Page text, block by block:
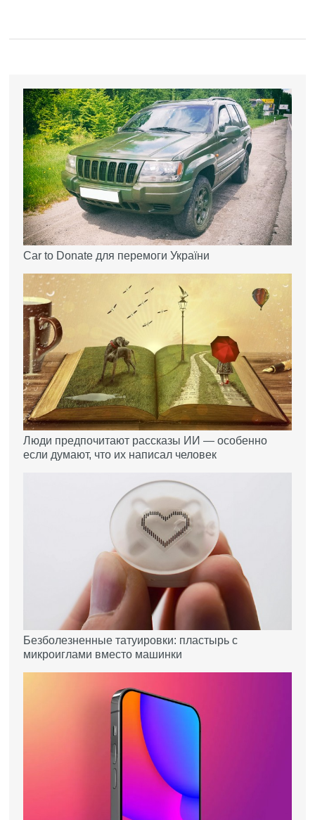
Car to Donate для перемоги України
Люди предпочитают рассказы ИИ — особенно
если думают, что их написал человек
Безболезненные татуировки: пластырь с
микроиглами вместо машинки